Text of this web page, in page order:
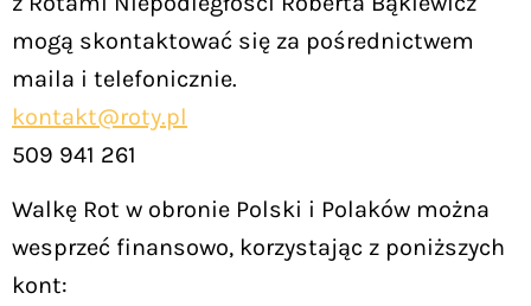
mogą skontaktować się za pośrednictwem
maila i telefonicznie.
kontakt@roty.pl
509 941 261
Walkę Rot w obronie Polski i Polaków można
wesprzeć finansowo, korzystając z poniższych
kont: